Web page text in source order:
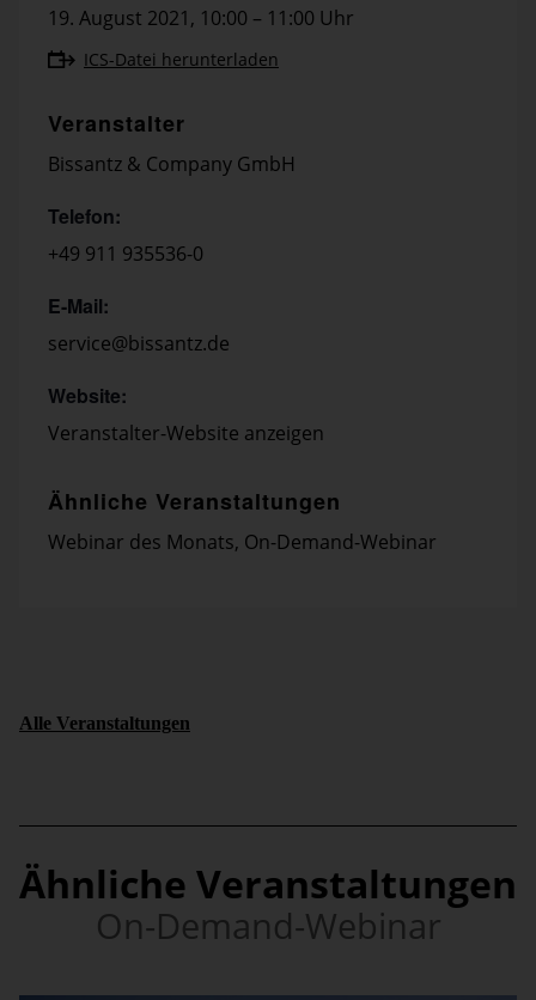
19. August 2021, 10:00 – 11:00 Uhr
ICS-Datei herunterladen
Veranstalter
Bissantz & Company GmbH
Telefon:
+49 911 935536-0
E-Mail:
service@bissantz.de
Website:
Veranstalter-Website anzeigen
Ähnliche Veranstaltungen
Webinar des Monats, On-Demand-Webinar
Alle Veranstaltungen
Ähnliche Veranstaltungen
On-Demand-Webinar